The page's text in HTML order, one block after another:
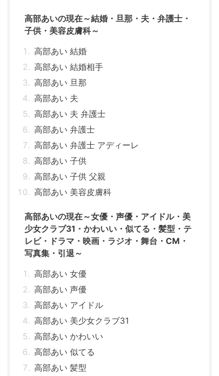
高部あいの現在～結婚・旦那・夫・弁護士・
子供・美容皮膚科～
高部あい 結婚
高部あい 結婚相手
高部あい 旦那
高部あい 夫
高部あい 夫 弁護士
高部あい 弁護士
高部あい 弁護士 アディーレ
高部あい 子供
高部あい 子供 父親
高部あい 美容皮膚科
高部あいの現在～女優・声優・アイドル・美
少女クラブ31・かわいい・似てる・髪型・テ
レビ・ドラマ・映画・ラジオ・舞台・CM・
写真集・引退～
高部あい 女優
高部あい 声優
高部あい アイドル
高部あい 美少女クラブ31
高部あい かわいい
高部あい 似てる
高部あい 髪型